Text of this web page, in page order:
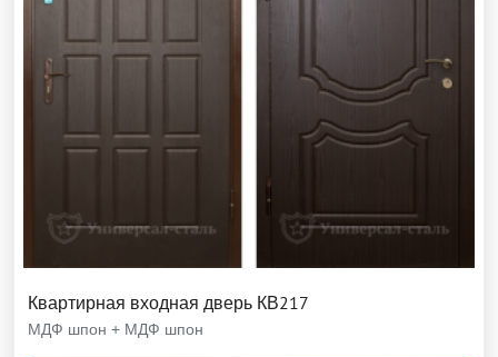
Квартирная входная дверь КВ217
МДФ шпон + МДФ шпон